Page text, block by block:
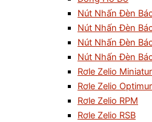
Nút Nhấn Đèn
Nút Nhấn Đèn
Nút Nhấn Đèn
Nút Nhấn Đèn
Rơle Zelio
Rơle Zelio
Rơle Zelio RPM
Rơle Zelio RSB